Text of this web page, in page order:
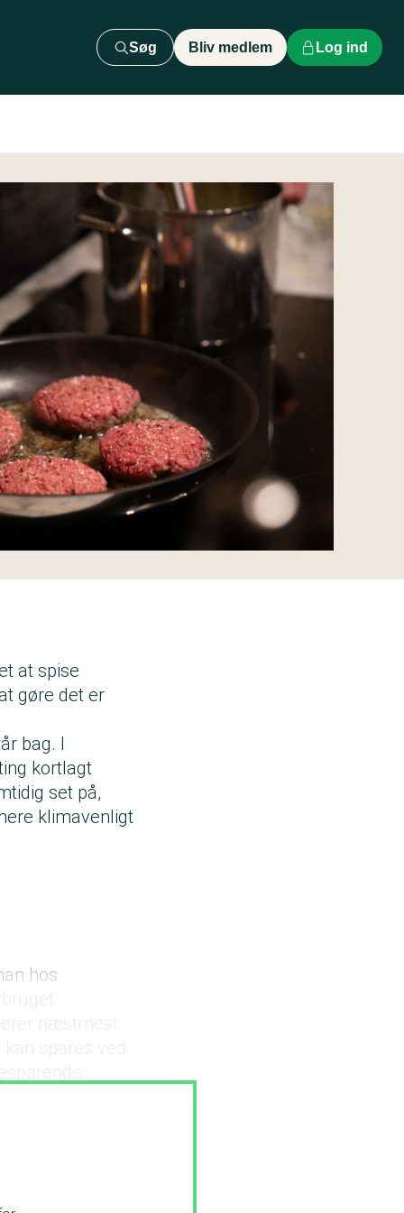
Søg Bliv medlem Log ind
at spise
gøre det er
bag. I
kortlagt
set på,
klimavenligt
hos
næstmest.
spares ved